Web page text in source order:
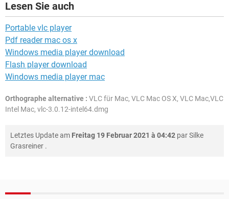
Lesen Sie auch
Portable vlc player
Pdf reader mac os x
Windows media player download
Flash player download
Windows media player mac
Orthographe alternative : VLC für Mac, VLC Mac OS X, VLC Mac,VLC
Intel Mac, vlc-3.0.12-intel64.dmg
Letztes Update am Freitag 19 Februar 2021 à 04:42 parSilke
Grasreiner .